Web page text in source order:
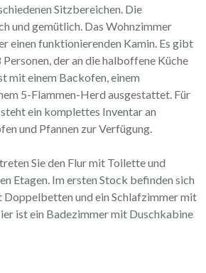
Sitzbereichen. Die
und gemütlich. Das Wohnzimmer
einen funktionierenden Kamin. Es gibt
der an die halboffene Küche
mit einem Backofen, einem
5-Flammen-Herd ausgestattet. Für
ein komplettes Inventar an
und Pfannen zur Verfügung.
Sie den Flur mit Toilette und
Etagen. Im ersten Stock befinden sich
und ein Schlafzimmer mit
ist ein Badezimmer mit Duschkabine